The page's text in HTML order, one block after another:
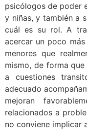
psicólogos de poder
y niñas, y también a
cuál es su rol. A
acercar un poco
menores que
mismo, de forma
a cuestiones
adecuado
mejoran
relacionados a
no conviene implicar